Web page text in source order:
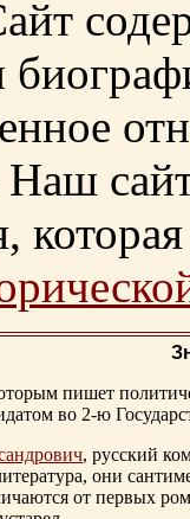
Наш
пишет
во 2-ю
, русский
они
от первых